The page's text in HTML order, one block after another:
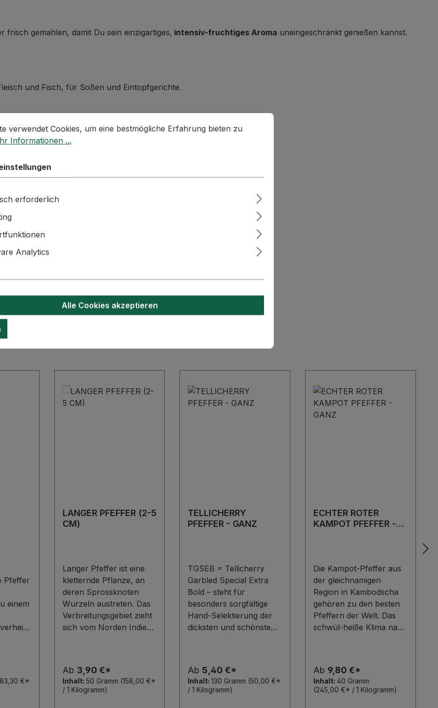
gemahlen, damit Du sein einzigartiges, intensiv-fruchtiges Aroma uneingeschränkt genießen kannst.
und Fisch, für Soßen und Eintopfgerichte.
Pfeffer
einem
€*
LANGER PFEFFER (2-5
CM)
Langer Pfeffer ist eine
kletternde Pflanze, an
deren Sprossknoten
Wurzeln austreten. Das
Verbreitungsgebiet zieht
sich vom Norden Indiens
erinnernden
Fruchtstände werden in
Ab 3,90 €*
Inhalt: 50 Gramm (158,00 €*
/ 1 Kilogramm)
TELLICHERRY
PFEFFER - GANZ
TGSEB = Tellicherry
Garbled Special Extra
Bold – steht für
besonders sorgfältige
Hand-Selektierung der
dicksten und schönsten
aus dem Periyar-
Naturschutzgebiet im
Ab 5,40 €*
Inhalt:130 Gramm (50,00 €*
/ 1 Kilogramm)
ECHTER ROTER
KAMPOT PFEFFER -
Die Kampot-Pfeffer aus
der gleichnamigen
Region in Kambodscha
gehören zu den besten
Pfeffern der Welt. Das
schwül-heiße Klima nahe
Lehmböden schaffen die
perfekte Grundlage für
Ab 9,80 €*
Inhalt: 40 Gramm
(245,00 €* / 1 Kilogramm)
Cookies, um eine bestmögliche Erfahrung bieten zu können.
Mehr Informationen ...
verwendet Cookies, um eine bestmögliche Erfahrung bieten zu
Informationen ...
erforderlich
Analytics
Alle Cookies akzeptieren